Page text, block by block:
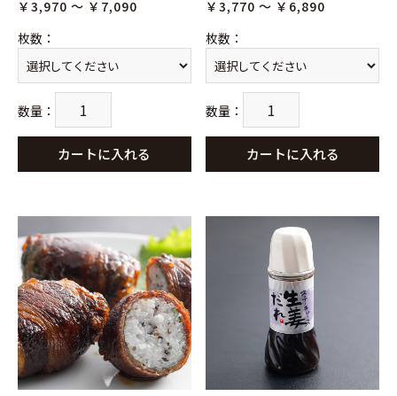
￥3,970 ～ ￥7,090
枚数 ：
数量 ：
カートに入れる
￥3,770 ～ ￥6,890
枚数 ：
数量 ：
カートに入れる